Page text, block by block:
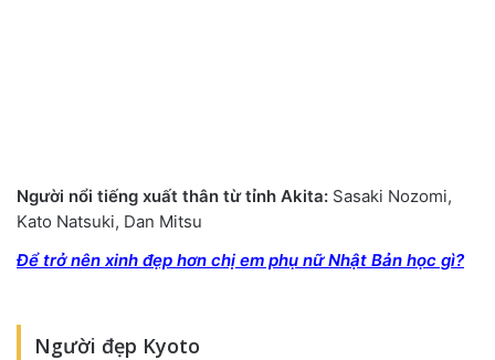
Người nổi tiếng xuất thân từtỉnh Akita: Sasaki Nozomi,
Kato Natsuki, Dan Mitsu
Để trở nên xinh đẹp hơn chị em phụ nữ Nhật Bản học gì?
Người đẹp Kyoto